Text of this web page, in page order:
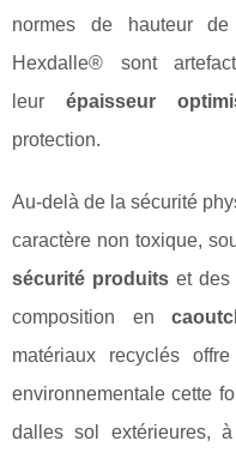
normes de hauteur
Hexdalle® sont
leurépaisseur
protection.
Au-delà de la sécurité
caractère non toxique,
sécurité produitset des
composition en
matériaux recyclés
environnementale cette
dalles sol extérieures,